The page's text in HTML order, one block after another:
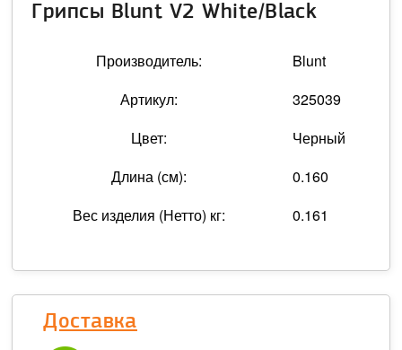
Грипсы Blunt V2 White/Black
Производитель:
Blunt
Артикул:
325039
Цвет:
Черный
Длина (см):
0.160
Вес изделия (Нетто) кг:
0.161
Доставка